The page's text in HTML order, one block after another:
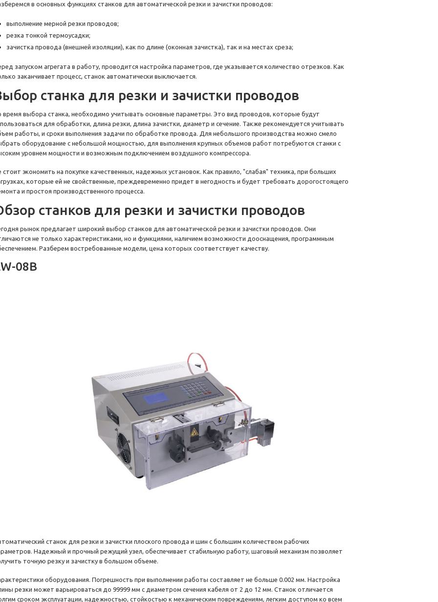
в основных функциях станков для автоматической резки и зачистки проводов:
выполнение мерной резки проводов;
резка тонкой термоусадки;
зачистка провода (внешней изоляции), как по длине (оконная зачистка), так и на местах среза;
запуском агрегата в работу, проводится настройка параметров, где указывается количество отрезков. Как
заканчивает процесс, станок автоматически выключается.
станка для резки и зачистки проводов
время выбора станка, необходимо учитывать основные параметры. Это вид проводов, которые будут
для обработки, длина резки, длина зачистки, диаметр и сечение. Также рекомендуется учитывать
работы, и сроки выполнения задачи по обработке провода. Для небольшого производства можно смело
оборудование с небольшой мощностью, для выполнения крупных объемов работ потребуются станки с
уровнем мощности и возможным подключением воздушного компрессора.
стоит экономить на покупке качественных, надежных установок. Как правило, "слабая" техника, при больших
которые ей не свойственные, преждевременно придет в негодность и будет требовать дорогостоящего
и простоя производственного процесса.
станков для резки и зачистки проводов
рынок предлагает широкий выбор станков для автоматической резки и зачистки проводов. Они
не только характеристиками, но и функциями, наличием возможности дооснащения, программным
Разберем востребованные модели, цена которых соответствует качеству.
08B
станок для резки и зачистки плоского провода и шин с большим количеством рабочих
Надежный и прочный режущий узел, обеспечивает стабильную работу, шаговый механизм позволяет
точную резку и зачистку в большом объеме.
оборудования. Погрешность при выполнении работы составляет не больше 0.002 мм. Настройка
резки может варьироваться до 99999 мм с диаметром сечения кабеля от 2 до 12 мм. Станок отличается
сроком эксплуатации, надежностью, стойкостью к механическим повреждениям, легким доступом ко всем